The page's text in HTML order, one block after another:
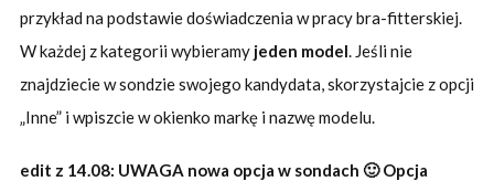
przykład na podstawie doświadczenia w pracy bra-fitterskiej.
W każdej z kategorii wybieramyjeden model. Jeśli nie
znajdziecie w sondzie swojego kandydata, skorzystajcie z opcji
„Inne” i wpiszcie w okienko markę i nazwę modelu.
edit z 14.08: UWAGA nowa opcja w sondach 🙂 Opcja